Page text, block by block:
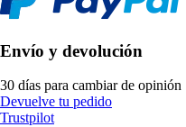
Envío y devolución
30 días para cambiar de opinión
Devuelve tu pedido
Trustpilot